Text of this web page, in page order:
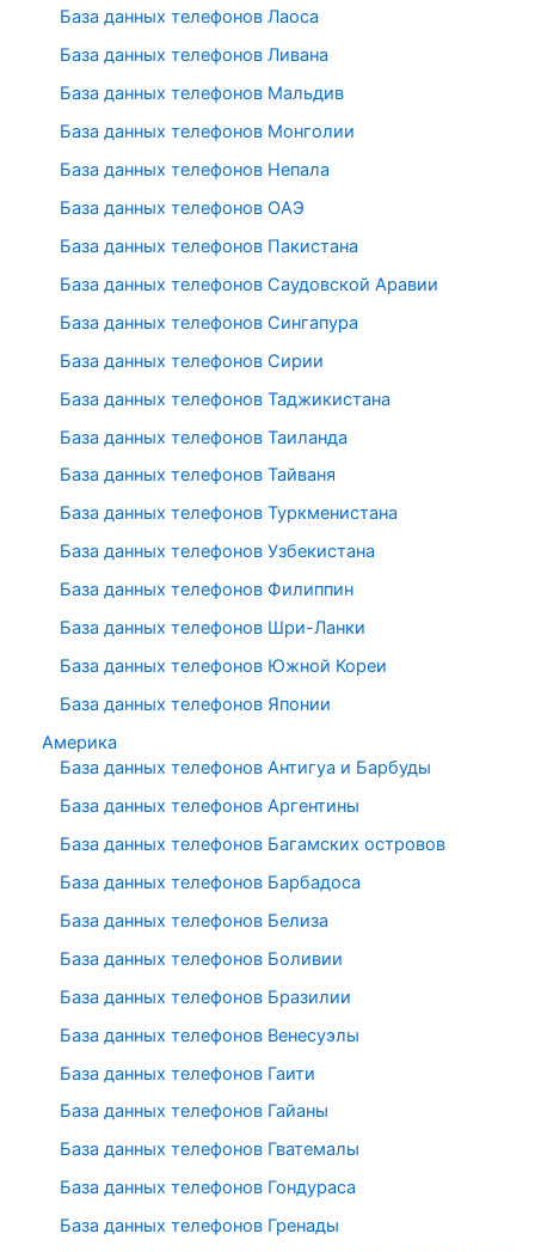
База данных телефонов Лаоса
База данных телефонов Ливана
База данных телефонов Мальдив
База данных телефонов Монголии
База данных телефонов Непала
База данных телефонов ОАЭ
База данных телефонов Пакистана
База данных телефонов Саудовской Аравии
База данных телефонов Сингапура
База данных телефонов Сирии
База данных телефонов Таджикистана
База данных телефонов Таиланда
База данных телефонов Тайваня
База данных телефонов Туркменистана
База данных телефонов Узбекистана
База данных телефонов Филиппин
База данных телефонов Шри-Ланки
База данных телефонов Южной Кореи
База данных телефонов Японии
Америка
База данных телефонов Антигуа и Барбуды
База данных телефонов Аргентины
База данных телефонов Багамских островов
База данных телефонов Барбадоса
База данных телефонов Белиза
База данных телефонов Боливии
База данных телефонов Бразилии
База данных телефонов Венесуэлы
База данных телефонов Гаити
База данных телефонов Гайаны
База данных телефонов Гватемалы
База данных телефонов Гондураса
База данных телефонов Гренады